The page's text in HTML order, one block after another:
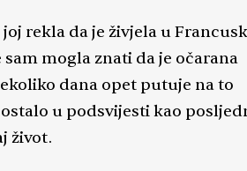
rekla da je živjela u
mogla znati da je očarana
dana opet putuje na to
u podsvijesti kao
život.